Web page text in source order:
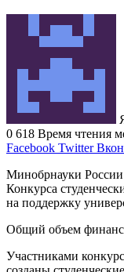
0 618 Время чтения
Facebook Twitter
Минобрнауки
Конкурса
на поддержку
Общий объем
Участниками